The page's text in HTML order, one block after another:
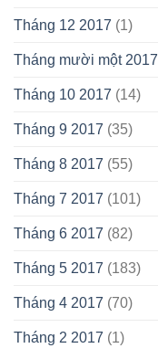
Tháng 12 2017 (1)
Tháng mười một 2017
Tháng 10 2017 (14)
Tháng 9 2017 (35)
Tháng 8 2017 (55)
Tháng 7 2017 (101)
Tháng 6 2017 (82)
Tháng 5 2017 (183)
Tháng 4 2017 (70)
Tháng 2 2017 (1)